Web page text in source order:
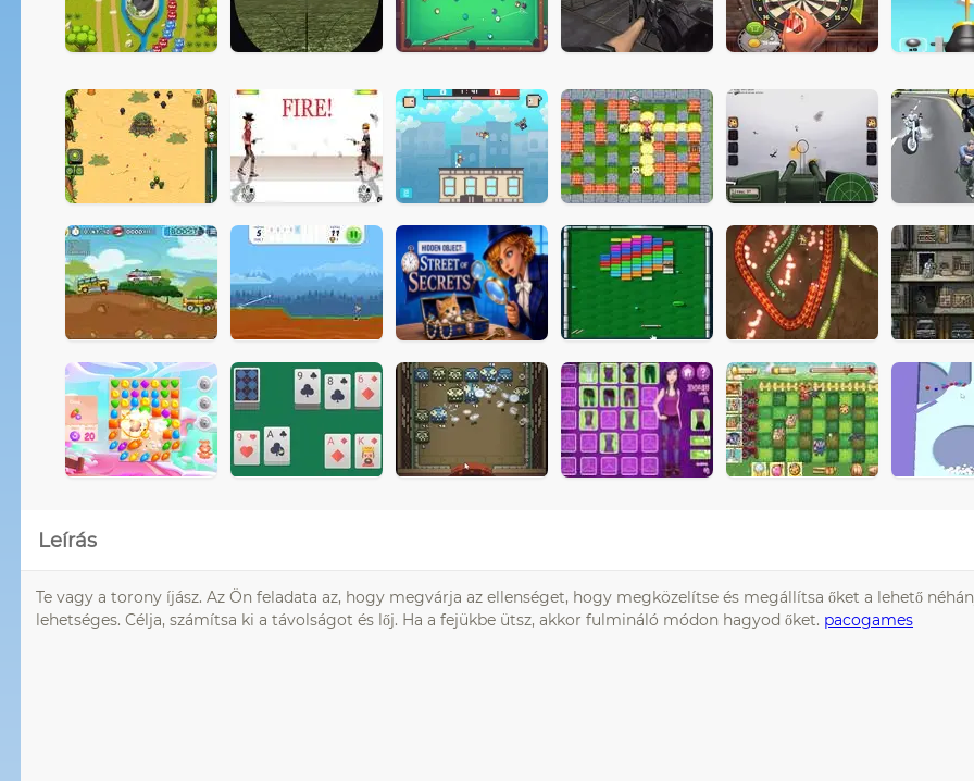
Leírás
Te vagy a torony íjász. Az Ön feladata az, hogy megvárja az ellenséget, hogy megközelítse és megállítsa őket a lehető
lehetséges. Célja, számítsa ki a távolságot és lőj. Ha a fejükbe ütsz, akkor fulmináló módon hagyod őket. pacogames